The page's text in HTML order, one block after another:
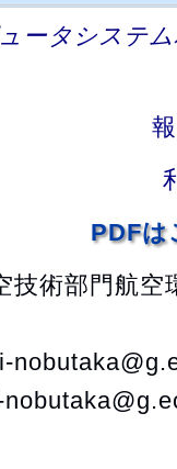
ータシステ
PDFは
技術部門航